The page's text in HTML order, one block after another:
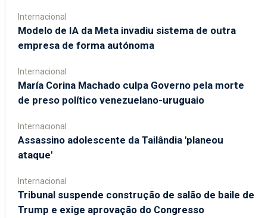
Internacional
Modelo de IA da Meta invadiu sistema de outra
empresa de forma autónoma
Internacional
María Corina Machado culpa Governo pela morte
de preso político venezuelano-uruguaio
Internacional
Assassino adolescente da Tailândia 'planeou
ataque'
Internacional
Tribunal suspende construção de salão de baile de
Trump e exige aprovação do Congresso